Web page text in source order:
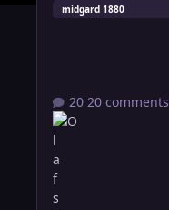
midgard 1880
20 comments